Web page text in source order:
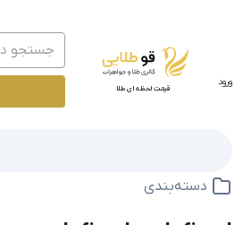
ورود
قیمت لحظه ای طلا
دسته‌بندی